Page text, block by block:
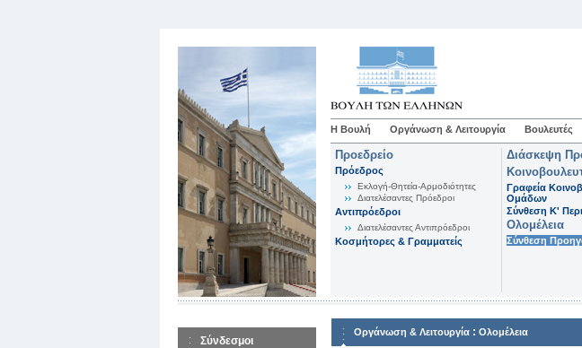
Η Βουλή Οργάνωση & Λειτουργία Βουλευτές
Προεδρείο
Πρόεδρος
Εκλογή-Θητεία-Αρμοδιότητες
Διατελέσαντες Πρόεδροι
Αντιπρόεδροι
Διατελέσαντες Αντιπρόεδροι
Κοσμήτορες & Γραμματείς
Διάσκεψη
Γραφεία
Ομάδων
Σύνθεση K'
Ολομέλεια
Σύνθεση
Σύνδεσμοι
Οργάνωση & Λειτουργία : Ολομέλεια